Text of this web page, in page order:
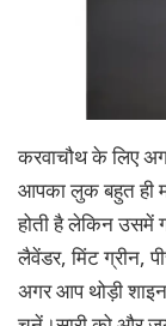
करवाचौथ के लिए
आपका लुक बहुत ही
होती है लेकिन उसमें
लैवेंडर, मिंट ग्रीन,
अगर आप थोड़ी शाइन